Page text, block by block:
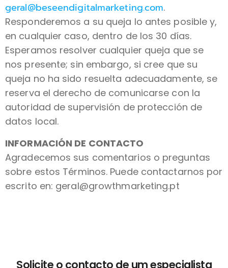
geral@beseendigitalmarketing.com.
Responderemos a su queja lo antes posible y,
en cualquier caso, dentro de los 30 días.
Esperamos resolver cualquier queja que se
nos presente; sin embargo, si cree que su
queja no ha sido resuelta adecuadamente, se
reserva el derecho de comunicarse con la
autoridad de supervisión de protección de
datos local.
INFORMACIÓN DE CONTACTO
Agradecemos sus comentarios o preguntas
sobre estos Términos. Puede contactarnos por
escrito en: geral@growthmarketing.pt
Solicite o contacto de um especialista